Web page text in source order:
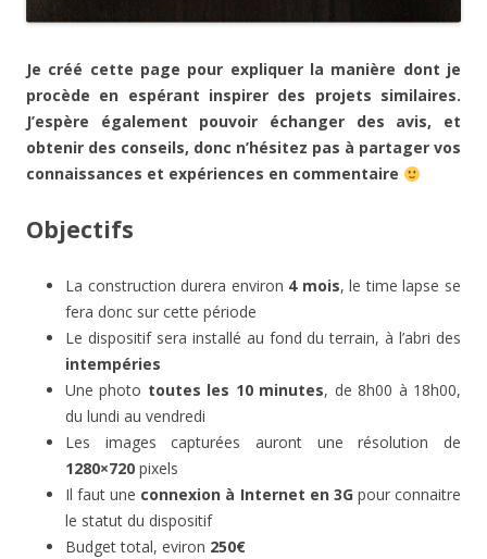
Je créé cette page pour expliquer la manière dont je
procède en espérant inspirer des projets similaires.
J’espère également pouvoir échanger des avis, et
obtenir des conseils, donc n’hésitez pas à partager vos
connaissances et expériences en commentaire
Objectifs
La construction durera environ 4 mois, le time lapse se
fera donc sur cette période
Le dispositif sera installé au fond du terrain, à l’abri des
intempéries
Une photo toutes les 10 minutes, de 8h00 à 18h00,
du lundi au vendredi
Les images capturées auront une résolution de
1280×720 pixels
Il faut une connexion à Internet en 3Gpour connaitre
le statut du dispositif
Budget total, eviron 250€